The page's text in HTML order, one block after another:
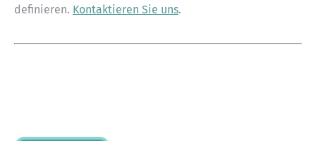
definieren. Kontaktieren Sie uns.